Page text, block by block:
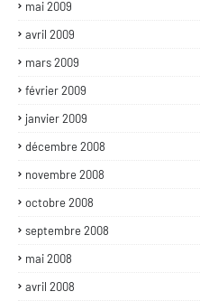
mai 2009
avril 2009
mars 2009
février 2009
janvier 2009
décembre 2008
novembre 2008
octobre 2008
septembre 2008
mai 2008
avril 2008